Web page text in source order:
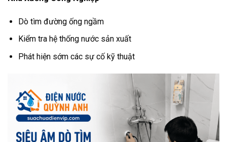
Dò tìm đường ống ngầm
Kiểm tra hệ thống nước sản xuất
Phát hiện sớm các sự cố kỹ thuật